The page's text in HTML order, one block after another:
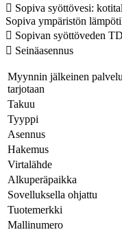
 Sopiva syöttövesi:
Sopiva ympäristön
 Sopivan syöttöveden
 Seinäasennus
Myynnin jälkeinen palvelu
tarjotaan
Takuu
Tyyppi
Asennus
Hakemus
Virtalähde
Alkuperäpaikka
Sovelluksella ohjattu
Tuotemerkki
Mallinumero